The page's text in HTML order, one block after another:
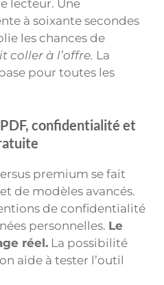
lecteur. Une
à soixante secondes
les chances de
coller à l’offre. La
pour toutes les
confidentialité et
premium se fait
de modèles avancés.
de confidentialité
personnelles. Le
réel. La possibilité
aide à tester l’outil